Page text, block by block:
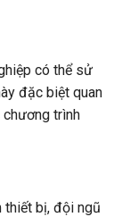
có thể sử
đặc biệt quan
trình
thiết bị, đội ngũ